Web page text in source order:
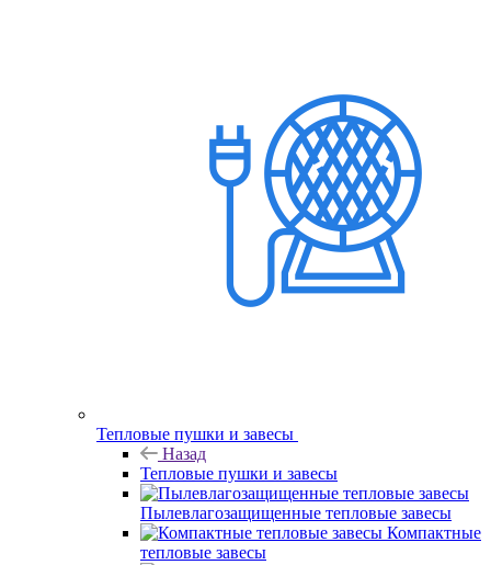
Тепловые пушки и завесы
Назад
Тепловые пушки и завесы
Пылевлагозащищенные тепловые завесы
Компактные
тепловые завесы